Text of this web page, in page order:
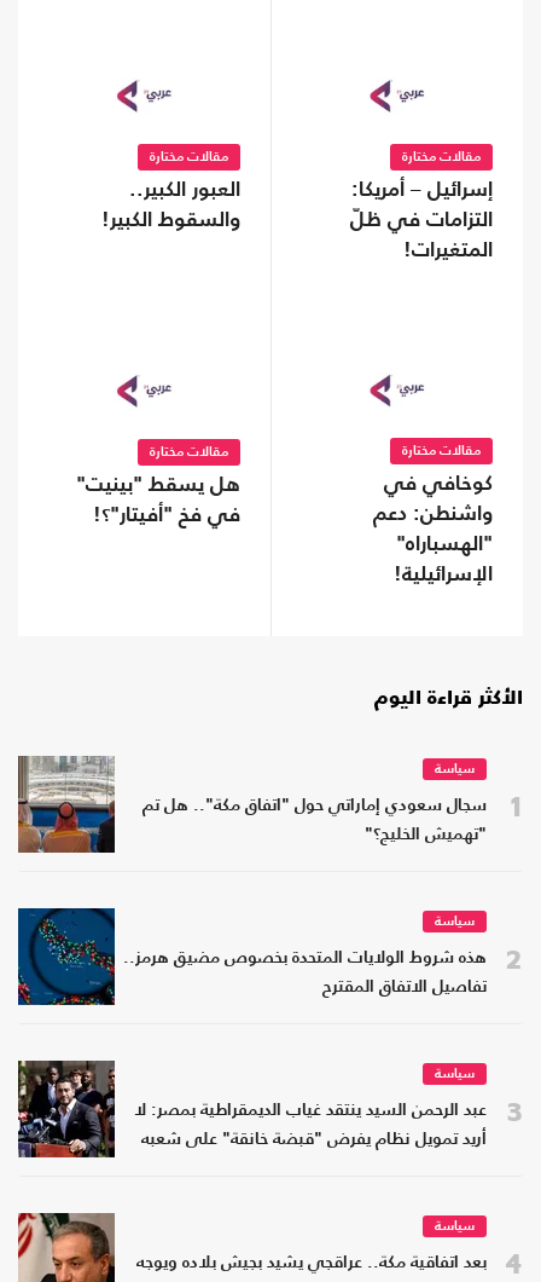
مقالات مختارة
إسرائيل – أمريكا:
التزامات في ظلّ
المتغيرات!
مقالات مختارة
العبور الكبير..
والسقوط الكبير!
مقالات مختارة
كوخافي في
واشنطن: دعم
"الهسباراه"
الإسرائيلية!
مقالات مختارة
هل يسقط "بينيت"
في فخ "أفيتار"؟!
الأكثر قراءة اليوم
1
سياسة
سجال سعودي إماراتي حول "اتفاق مكة".. هل تم
"تهميش الخليج؟"
2
سياسة
هذه شروط الولايات المتحدة بخصوص مضيق هرمز..
تفاصيل الاتفاق المقترح
3
سياسة
عبد الرحمن السيد ينتقد غياب الديمقراطية بمصر: لا
أريد تمويل نظام يفرض "قبضة خانقة" على شعبه
4
سياسة
بعد اتفاقية مكة.. عراقجي يشيد بجيش بلاده ويوجه